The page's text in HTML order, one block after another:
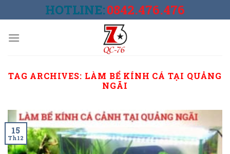
to
HOTLINE:0842.476.476
TAG ARCHIVES: LÀM BỂ KÍNH CÁ TẠI QUẢNG
NGÃI
15
Th12